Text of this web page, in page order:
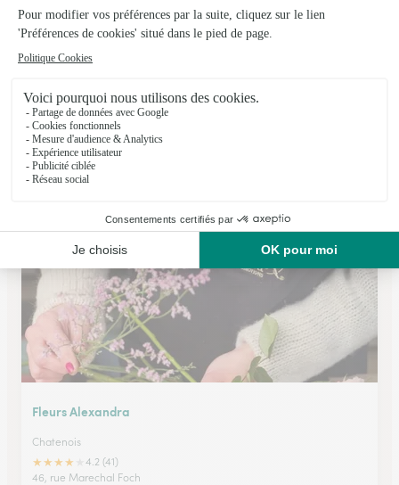
Brindille et Pom de Pin
Kaysersberg
★★★ ★★4.8 (42)
Voir la boutique
Fleurs Alexandra
Chatenois
★★★★
4.2 (41)
46, rue Marechal Foch